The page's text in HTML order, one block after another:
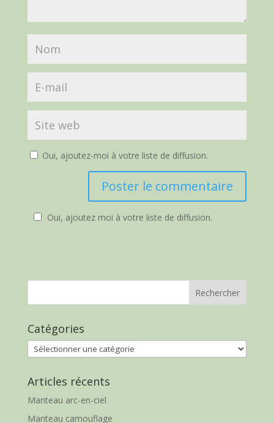
Oui, ajoutez-moi à votre liste de diffusion.
Oui, ajoutez moi à votre liste de diffusion.
Catégories
Catégories
Articles récents
Manteau arc-en-ciel
Manteau camouflage